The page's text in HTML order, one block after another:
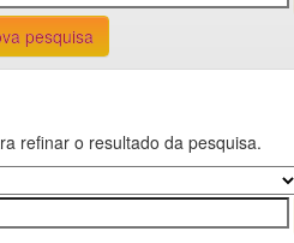
pesquisa
refinar o resultado da pesquisa.